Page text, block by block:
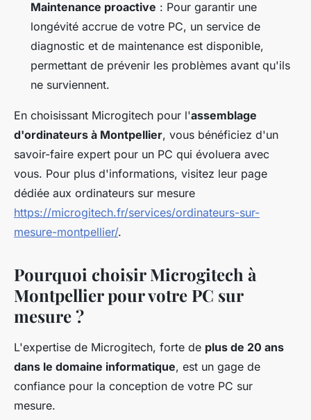
Maintenance proactive : Pour garantir une
longévité accrue de votre PC, un service de
diagnostic et de maintenance est disponible,
permettant de prévenir les problèmes avant qu'ils
ne surviennent.
En choisissant Microgitech pour l'assemblage
d'ordinateurs à Montpellier, vous bénéficiez d'un
savoir-faire expert pour un PC qui évoluera avec
vous. Pour plus d'informations, visitez leur page
dédiée aux ordinateurs sur mesure
https://microgitech.fr/services/ordinateurs-sur-
mesure-montpellier/.
Pourquoi choisir Microgitech à
Montpellier pour votre PC sur
mesure ?
L'expertise de Microgitech, forte de plus de 20 ans
dans le domaine informatique, est un gage de
confiance pour la conception de votre PC sur
mesure.